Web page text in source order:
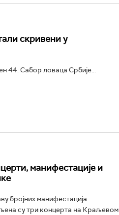
скривени у
44. Сабор ловаца Србије...
манифестације и
бројних манифестација
су три концерта на Краљевом